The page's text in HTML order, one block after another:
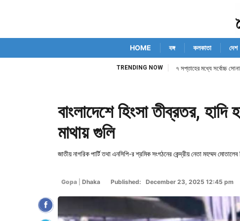
HOME বঙ্গ কলকাতা দেশ
TRENDING NOW ৭ সপ্তাহের মধ্যে সর্বোচ্চ
বাংলাদেশে হিংসা তীব্রতর,
মাথায় গুলি
জাতীয় নাগরিক পার্টি তথা এনসিপি-র শ্রমিক সংগঠনের কেন্দ্রীয় নেতা মহম্মদ
Gopa Dhaka Published: December 23, 2025 12:45 pm